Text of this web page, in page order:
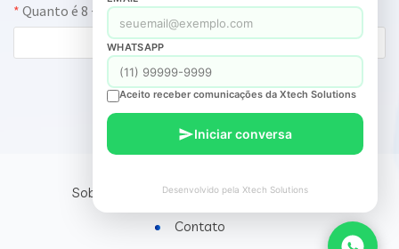
Sobre Nós Serviços IoT WiFi
Blog
Contato
WHATSAPP
Aceito receber comunicações da Xtech Solutions
Iniciar conversa
Desenvolvido pela Xtech Solutions